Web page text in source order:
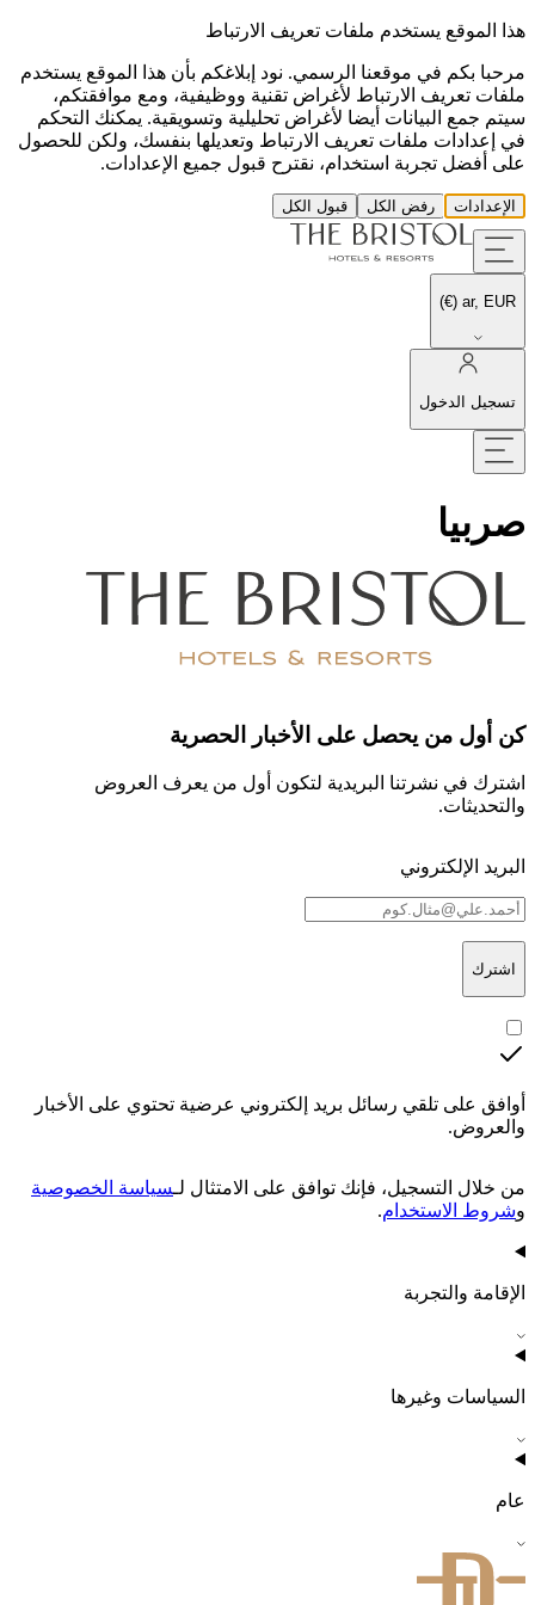
هذا الموقع يستخدم ملفات تعريف الارتباط
مرحبا بكم في موقعنا الرسمي. نود إبلاغكم بأن هذا الموقع يستخدم
ملفات تعريف الارتباط لأغراض تقنية ووظيفية، ومع موافقتكم،
سيتم جمع البيانات أيضا لأغراض تحليلية وتسويقية. يمكنك التحكم
في إعدادات ملفات تعريف الارتباط وتعديلها بنفسك، ولكن للحصول
على أفضل تجربة استخدام، نقترح قبول جميع الإعدادات.
الإعدادات رفض الكل قبول الكل
ar, EUR (€)
تسجيل الدخول
صربيا
كن أول من يحصل على الأخبار الحصرية
اشترك في نشرتنا البريدية لتكون أول من يعرف العروض
والتحديثات.
البريد الإلكتروني
أوافق على تلقي رسائل بريد إلكتروني عرضية تحتوي على الأخبار
والعروض.
اشترك
من خلال التسجيل، فإنك توافق على الامتثال لـسياسة الخصوصية
وشروط الاستخدام.
الإقامة والتجربة
السياسات وغيرها
عام